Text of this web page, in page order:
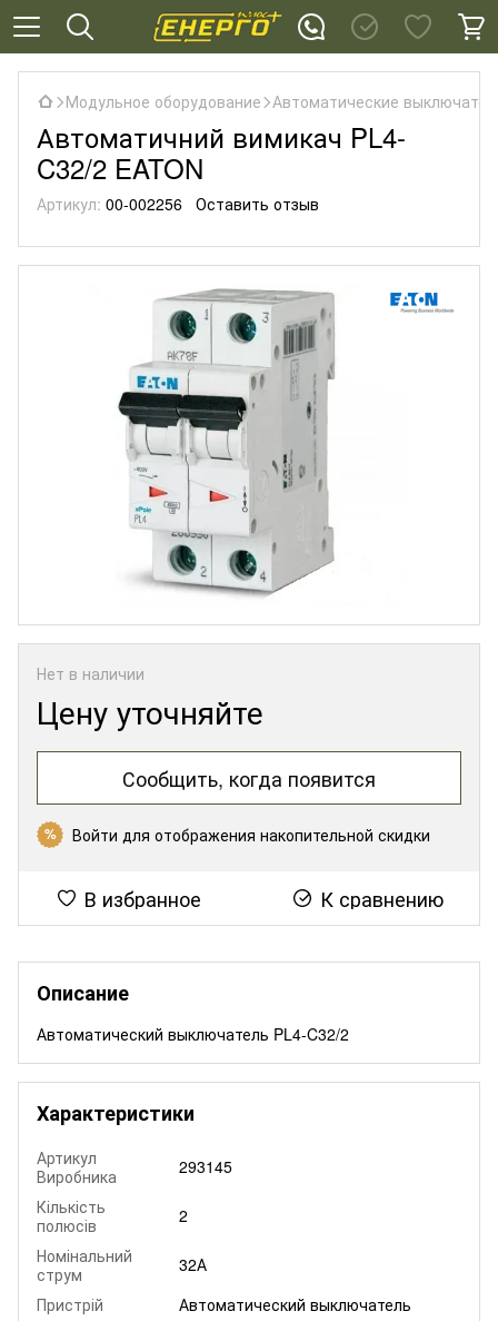
Модульное оборудование Автоматические
Автоматичний вимикач PL4-
C32/2 EATON
Артикул: 00-002256 Оставить отзыв
Нет в наличии
Цену уточняйте
Сообщить, когда появится
% Войти для отображения накопительной скидки
В избранное К сравнению
Описание
Автоматический выключатель PL4-C32/2
Характеристики
Артикул
Виробника
293145
Кількість
полюсів
2
Номінальний
струм
32А
Пристрій
Автоматический выключатель